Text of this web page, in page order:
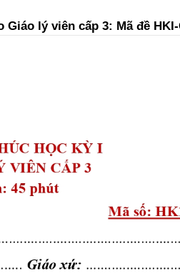
lý viên cấp 3: Mã đề HKI-